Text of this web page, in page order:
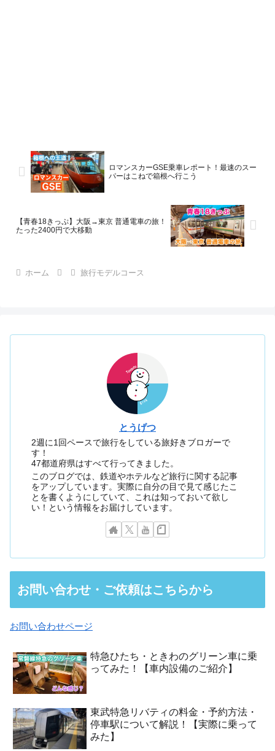
ロマンスカーGSE乗車レポート！最速のスー
パーはこねで箱根へ行こう
【青春18きっぷ】大阪→東京 普通電車の旅！
たった2400円で大移動
ホーム 旅行モデルコース
とうげつ
2週に1回ペースで旅行をしている旅好きブロガーで
す！
47都道府県はすべて行ってきました。
このブログでは、鉄道やホテルなど旅行に関する記事
をアップしています。実際に自分の目で見て感じたこ
とを書くようにしていて、これは知っておいて欲し
い！という情報をお届けしています。
お問い合わせ・ご依頼はこちらから
お問い合わせページ
特急ひたち・ときわのグリーン車に乗
ってみた！【車内設備のご紹介】
東武特急リバティの料金・予約方法・
停車駅について解説！【実際に乗って
みた】